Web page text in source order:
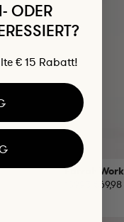
Farrah
ODER
€ 15 Rabatt!